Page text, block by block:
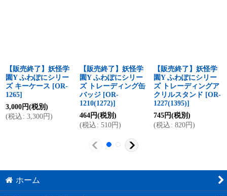
【販売終了】妖怪学
園Y ふわぽにシリー
ズ キーケース [OR-
1265]
3,000 円(税別)
(税込 : 3,300円)
【販売終了】妖怪学
園Y ふわぽにシリー
ズ トレーディング缶
バッジ [OR-
1210(1272)]
464 円(税別)
(税込 : 510円)
【販売終了】妖怪学
園Y ふわぽにシリー
ズ トレーディングア
クリルスタンド [OR-
1227(1395)]
745 円(税別)
(税込 : 820円)
ホーム